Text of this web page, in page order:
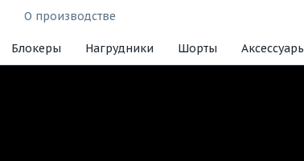
О производстве
Блокеры Нагрудники Шорты